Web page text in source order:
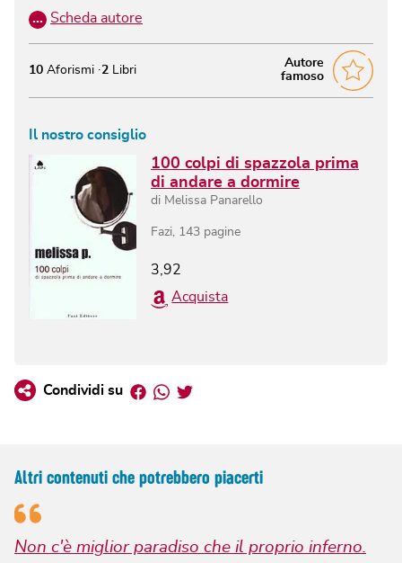
… Scheda autore
Autore
famoso
10 Aforismi 2 Libri
Il nostro consiglio
100 colpi di spazzola prima
di andare a dormire
di Melissa Panarello
Fazi 143 pagine
3,92
Acquista
Condividi su Facebook
Whatsapp
Twitter
Altri contenuti che potrebbero piacerti
Non c'è miglior paradiso che il proprio inferno.